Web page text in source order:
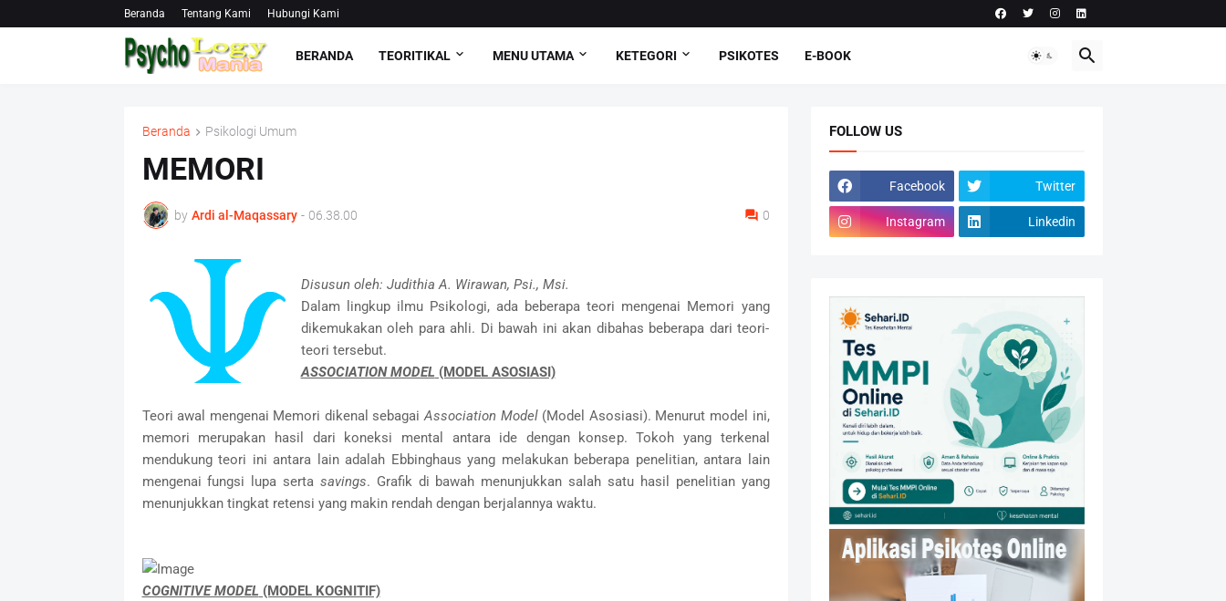
Beranda Tentang Kami Hubungi Kami
BERANDA TEORITIKAL MENU UTAMA KETEGORI PSIKOTES E-BOOK
Beranda Psikologi Umum
MEMORI
by Ardi al-Maqassary - 06.38.00 0
Disusun oleh: Judithia A. Wirawan, Psi., Msi.
Dalam lingkup ilmu Psikologi, ada beberapa teori mengenai Memori yang
dikemukakan oleh para ahli. Di bawah ini akan dibahas beberapa dari teori-
teori tersebut.
ASSOCIATION MODEL (MODEL ASOSIASI)
Teori awal mengenai Memori dikenal sebagaiAssociation Model(Model Asosiasi). Menurut model ini,
memori merupakan hasil dari koneksi mental antara ide dengan konsep. Tokoh yang terkenal
mendukung teori ini antara lain adalah Ebbinghaus yang melakukan beberapa penelitian, antara lain
mengenai fungsi lupa serta savings. Grafik di bawah menunjukkan salah satu hasil penelitian yang
menunjukkan tingkat retensi yang makin rendah dengan berjalannya waktu.
COGNITIVE MODEL (MODEL KOGNITIF)
FOLLOW US
Facebook Twitter
Instagram Linkedin